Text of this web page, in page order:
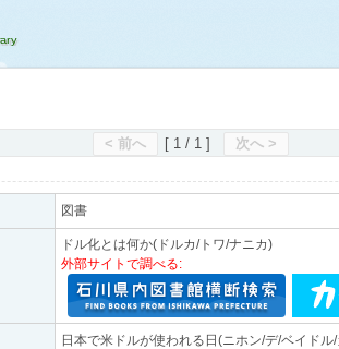
< 前へ [ 1 / 1 ] 次へ >
図書
ドル化とは何か(ドルカ/トワ/ナニカ)
外部サイトで調べる:
日本で米ドルが使われる日(ニホン/デ/ベイドル